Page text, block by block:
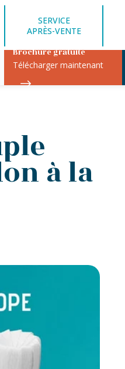
SERVICE
APRÈS-VENTE
Brochure gratuite
Télécharger maintenant
à la